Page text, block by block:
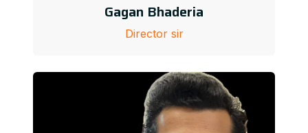
Gagan Bhaderia
Director sir